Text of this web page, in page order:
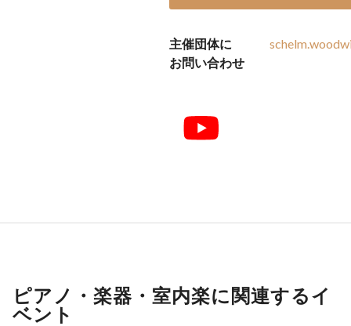
主催団体に
お問い合わせ
ピアノ・楽器・室内楽に関連するイ
ベント